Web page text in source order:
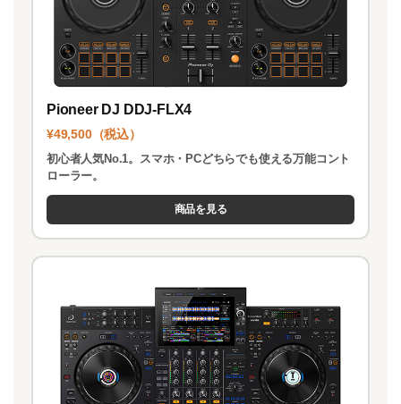
Pioneer DJ DDJ-FLX4
¥49,500（税込）
初心者人気No.1。スマホ・PCどちらでも使える万能コント
ローラー。
商品を見る